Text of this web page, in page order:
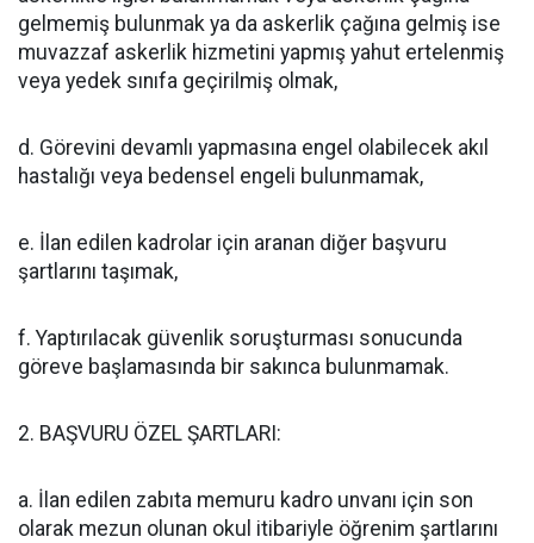
gelmemiş bulunmak ya da askerlik çağına gelmiş ise
muvazzaf askerlik hizmetini yapmış yahut ertelenmiş
veya yedek sınıfa geçirilmiş olmak,
d. Görevini devamlı yapmasına engel olabilecek akıl
hastalığı veya bedensel engeli bulunmamak,
e. İlan edilen kadrolar için aranan diğer başvuru
şartlarını taşımak,
f. Yaptırılacak güvenlik soruşturması sonucunda
göreve başlamasında bir sakınca bulunmamak.
2. BAŞVURU ÖZEL ŞARTLARI:
a. İlan edilen zabıta memuru kadro unvanı için son
olarak mezun olunan okul itibariyle öğrenim şartlarını